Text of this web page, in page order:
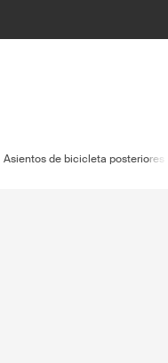
Asientos de bicicleta posteriores